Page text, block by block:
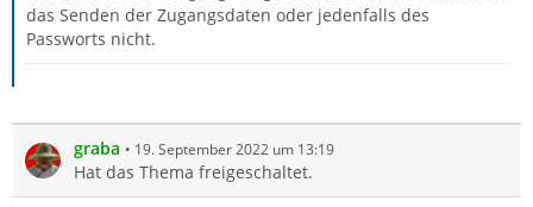
das Senden der Zugangsdaten oder jedenfalls des
Passworts nicht.
graba 19. September 2022 um 13:19
Hat das Thema freigeschaltet.